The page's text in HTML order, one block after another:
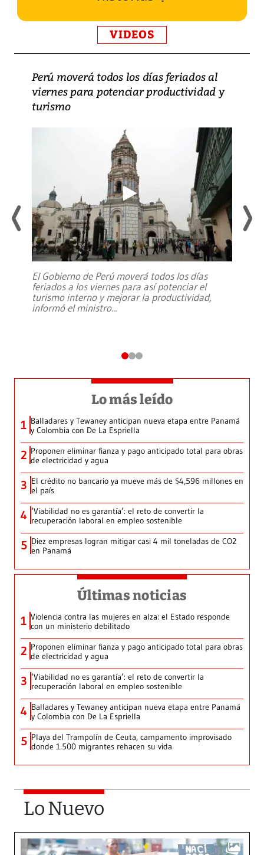
VIDEOS
Perú moverá todos los días feriados al
viernes para potenciar productividad y
turismo
El Gobierno de Perú moverá todos los días
feriados a los viernes para así potenciar el
turismo interno y mejorar la productividad,
informó el ministro...
Lo más leído
1 Balladares y Tewaney anticipan nueva etapa entre Panamá
y Colombia con De La Espriella
2 Proponen eliminar fianza y pago anticipado total para obras
de electricidad y agua
3 El crédito no bancario ya mueve más de $4,596 millones en
el país
4 ‘Viabilidad no es garantía’: el reto de convertir la
recuperación laboral en empleo sostenible
5 Diez empresas logran mitigar casi 4 mil toneladas de CO2
en Panamá
Últimas noticias
1 Violencia contra las mujeres en alza: el Estado responde
con un ministerio debilitado
2 Proponen eliminar fianza y pago anticipado total para obras
de electricidad y agua
3 ‘Viabilidad no es garantía’: el reto de convertir la
recuperación laboral en empleo sostenible
4 Balladares y Tewaney anticipan nueva etapa entre Panamá
y Colombia con De La Espriella
5 Playa del Trampolín de Ceuta, campamento improvisado
donde 1.500 migrantes rehacen su vida
Lo Nuevo